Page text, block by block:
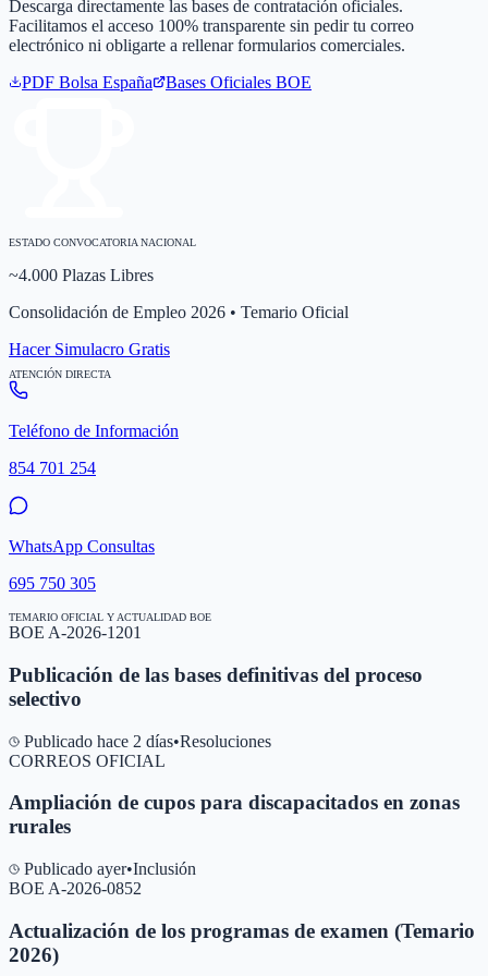
Descarga directamente las bases de contratación oficiales.
Facilitamos el acceso 100% transparente sin pedir tu correo
electrónico ni obligarte a rellenar formularios comerciales.
PDF Bolsa España Bases Oficiales BOE
ESTADO CONVOCATORIA NACIONAL
~4.000 Plazas Libres
Consolidación de Empleo 2026 • Temario Oficial
Hacer Simulacro Gratis
ATENCIÓN DIRECTA
Teléfono de Información
854 701 254
WhatsApp Consultas
695 750 305
TEMARIO OFICIAL Y ACTUALIDAD BOE
BOE A-2026-1201
Publicación de las bases definitivas del proceso
selectivo
Publicado hace 2 días•Resoluciones
CORREOS OFICIAL
Ampliación de cupos para discapacitados en zonas
rurales
Publicado ayer•Inclusión
BOE A-2026-0852
Actualización de los programas de examen (Temario
2026)